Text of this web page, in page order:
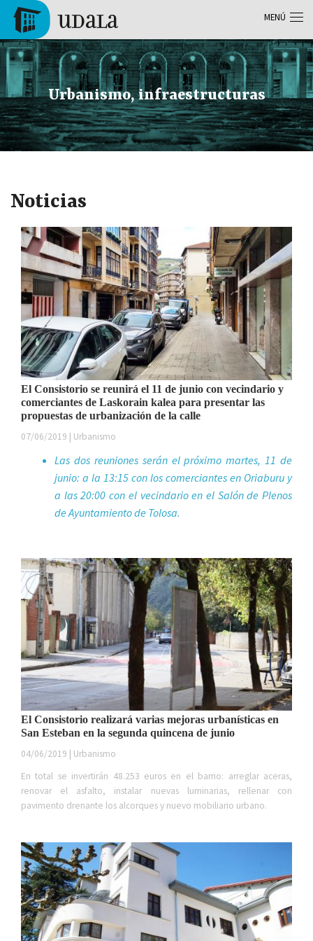
Pasar al contenido principal
Tolosa
Urbanismo, infraestructuras
Noticias
El Consistorio se reunirá el 11 de junio con vecindario y
comerciantes de Laskorain kalea para presentar las
propuestas de urbanización de la calle
07/06/2019 | Urbanismo
Las dos reuniones serán el próximo martes, 11 de
junio: a la 13:15 con los comerciantes en Oriaburu y
a las 20:00 con el vecindario en el Salón de Plenos
de Ayuntamiento de Tolosa.
El Consistorio realizará varias mejoras urbanísticas en
San Esteban en la segunda quincena de junio
04/06/2019 | Urbanismo
En total se invertirán 48.253 euros en el barrio: arreglar aceras,
renovar el asfalto, instalar nuevas luminarias, rellenar con
pavimento drenante los alcorques y nuevo mobiliario urbano.
MENÚ